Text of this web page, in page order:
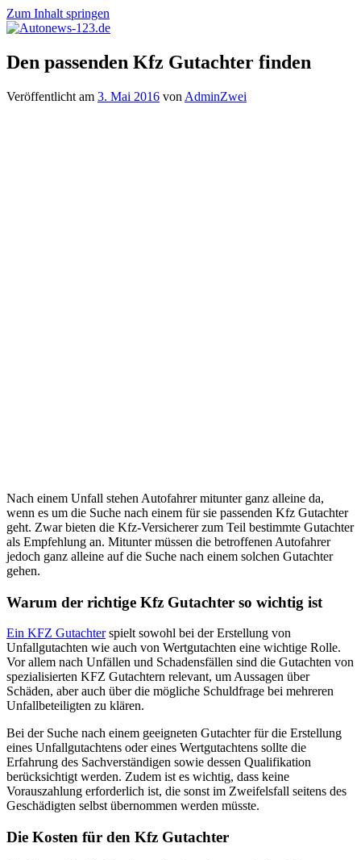
Zum Inhalt springen
Autonews-
123.de
Autonews
mit
Den passenden Kfz Gutachter finden
Veröffentlicht am 3. Mai 2016 von AdminZwei
Nach einem Unfall stehen Autofahrer mitunter ganz alleine da,
wenn es um die Suche nach einem für sie passenden Kfz Gutachter
geht. Zwar bieten die Kfz-Versicherer zum Teil bestimmte Gutachter
als Empfehlung an. Mitunter müssen die betroffenen Autofahrer
jedoch ganz alleine auf die Suche nach einem solchen Gutachter
gehen.
Warum der richtige Kfz Gutachter so wichtig ist
Ein KFZ Gutachterspielt sowohl bei der Erstellung von
Unfallgutachten wie auch von Wertgutachten eine wichtige Rolle.
Vor allem nach Unfällen und Schadensfällen sind die Gutachten von
spezialisierten KFZ Gutachtern relevant, um Aussagen über
Schäden, aber auch über die mögliche Schuldfrage bei mehreren
Unfallbeteiligten zu klären.
Bei der Suche nach einem geeigneten Gutachter für die Erstellung
eines Unfallgutachtens oder eines Wertgutachtens sollte die
Erfahrung des Sachverständigen sowie dessen Qualifikation
berücksichtigt werden. Zudem ist es wichtig, dass keine
Vorauszahlung erforderlich ist, die sonst im Zweifelsfall seitens des
Geschädigten selbst übernommen werden müsste.
Die Kosten für den Kfz Gutachter